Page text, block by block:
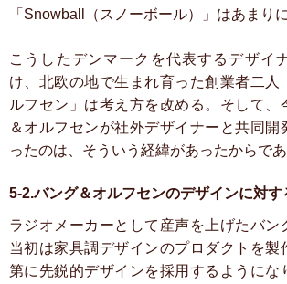
「Snowball（スノーボール）」はあまり
こうしたデンマークを代表するデザイ
け、北欧の地で生まれ育った創業者二人
ルフセン」は考え方を改める。そして、
＆オルフセンが社外デザイナーと共同開
ったのは、そういう経緯があったからであ
5-2.バング＆オルフセンのデザインに対す
ラジオメーカーとして産声を上げたバン
当初は家具調デザインのプロダクトを製
第に先鋭的デザインを採用するようにな